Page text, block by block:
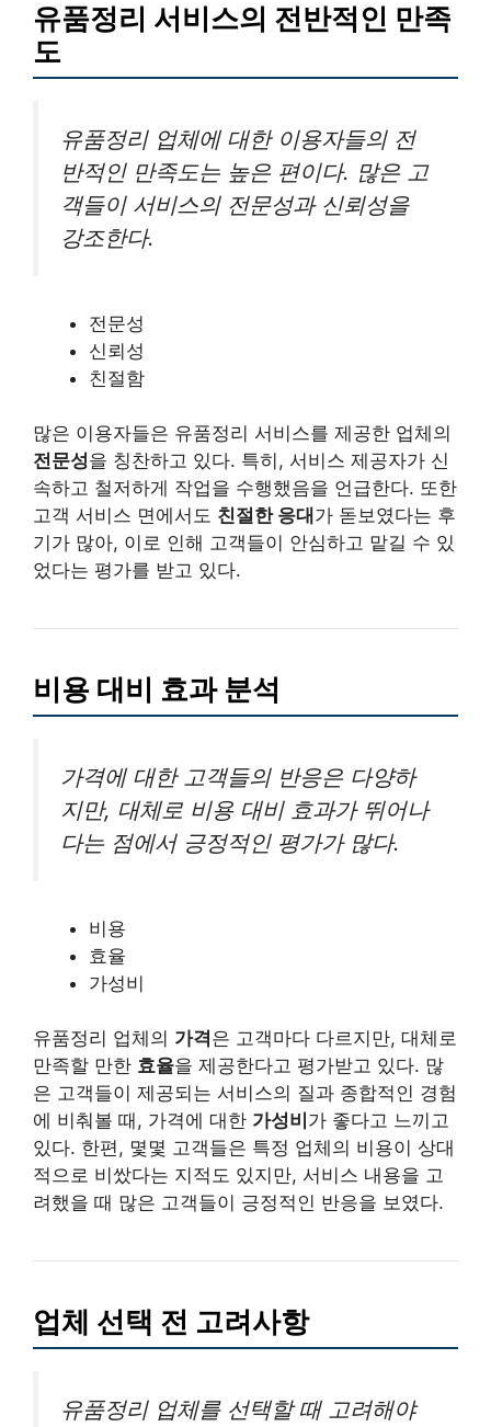
유품정리 서비스의 전반적인 만족
도
유품정리 업체에 대한 이용자들의 전
반적인 만족도는 높은 편이다. 많은 고
객들이 서비스의 전문성과 신뢰성을
강조한다.
전문성
신뢰성
친절함
많은 이용자들은 유품정리 서비스를 제공한 업체의
전문성을 칭찬하고 있다. 특히, 서비스 제공자가 신
속하고 철저하게 작업을 수행했음을 언급한다. 또한
고객 서비스 면에서도 친절한 응대 가 돋보였다는 후
기가 많아, 이로 인해 고객들이 안심하고 맡길 수 있
었다는 평가를 받고 있다.
비용 대비 효과 분석
가격에 대한 고객들의 반응은 다양하
지만, 대체로 비용 대비 효과가 뛰어나
다는 점에서 긍정적인 평가가 많다.
비용
효율
가성비
유품정리 업체의 가격은 고객마다 다르지만, 대체로
만족할 만한 효율을 제공한다고 평가받고 있다. 많
은 고객들이 제공되는 서비스의 질과 종합적인 경험
에 비춰볼 때, 가격에 대한 가성비 가 좋다고 느끼고
있다. 한편, 몇몇 고객들은 특정 업체의 비용이 상대
적으로 비쌌다는 지적도 있지만, 서비스 내용을 고
려했을 때 많은 고객들이 긍정적인 반응을 보였다.
업체 선택 전 고려사항
유품정리 업체를 선택할 때 고려해야